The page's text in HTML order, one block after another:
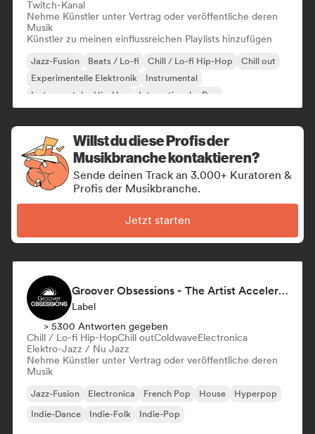
Twitch-Kanal
Nehme Künstler unter Vertrag oder veröffentliche deren
Musik
Künstler zu meinen einflussreichen Playlists hinzufügen
Jazz-Fusion Beats / Lo-fi Chill / Lo-fi Hip-Hop
Chill out
Experimentelle Elektronik
Instrumental
Instrumentaler Hip-Hop
Internationaler Rap
Willst du diese Profis der
Musikbranche kontaktieren?
Sende deinen Track an 3.000+ Kuratoren &
Profis der Musikbranche.
Jetzt starten
Groover Obsessions - The Artist Accelerator
Label
> 5300 Antworten gegeben
Chill / Lo-fi Hip-HopChill outColdwaveElectronica
Elektro-Jazz / Nu Jazz
Nehme Künstler unter Vertrag oder veröffentliche deren
Musik
Jazz-Fusion Electronica French Pop House
Hyperpop
Indie-Dance
Indie-Folk Indie-Pop